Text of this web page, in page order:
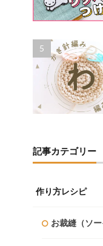
記事カテゴリー
作り方レシピ
お裁縫（ソー